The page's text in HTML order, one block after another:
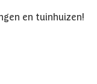
en tuinhuizen!